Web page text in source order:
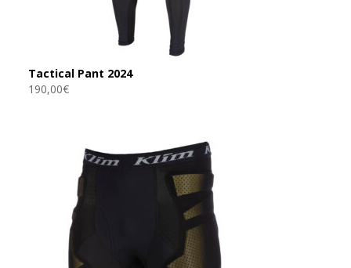
Tactical Pant 2024
190,00€